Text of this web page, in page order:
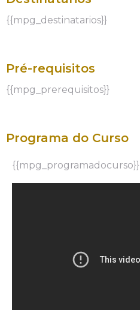
{{mpg_destinatarios}}
Pré-requisitos
{{mpg_prerequisitos}}
Programa do Curso
{{mpg_programadocurso}}